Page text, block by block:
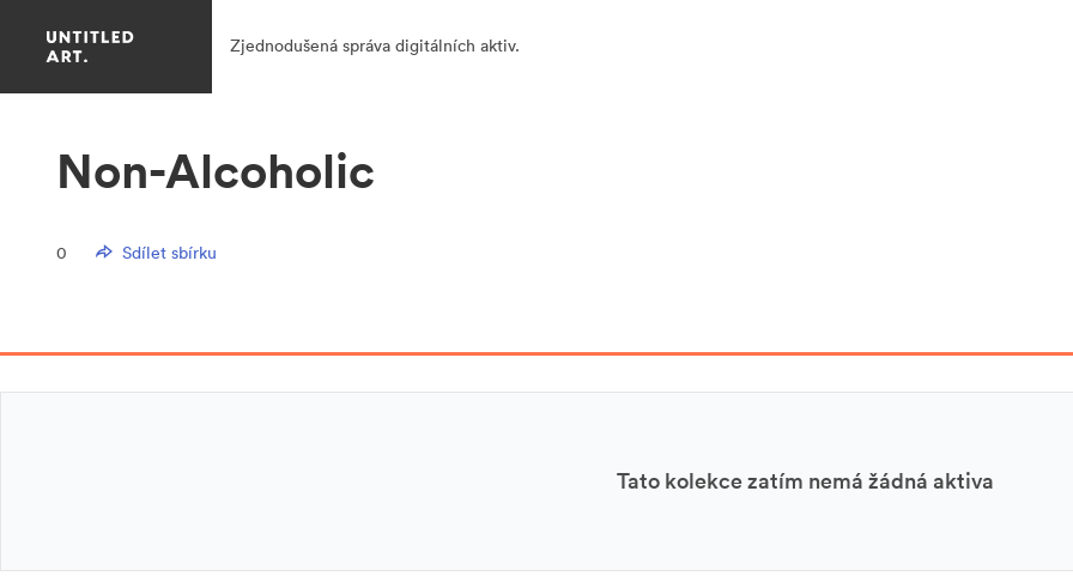
Zjednodušená správa digitálních aktiv.
Non-Alcoholic
0 Sdílet sbírku
Tato kolekce zatím nemá žádná aktiva